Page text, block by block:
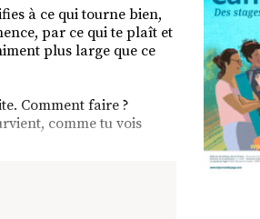
à ce qui tourne bien,
par ce qui te plaît et
plus large que ce
Comment faire ?
comme tu vois